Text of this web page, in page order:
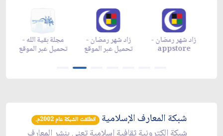
زاد شهر رمضان -
تحميل عبر الموقع
زاد شهر رمضان -
appstore
زاد شهر رمضان -
appgallery
شبكة المعارف الإسلامية انطلقت الشبكة عام 2002م.